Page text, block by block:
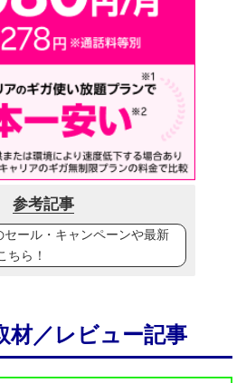
参考記事
セール・キャンペーンや最新
ちら！
材／レビュー記事